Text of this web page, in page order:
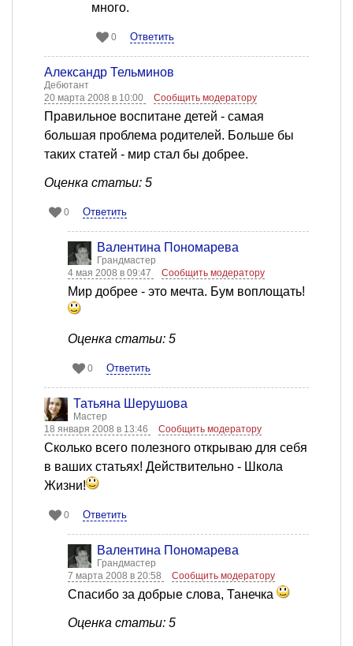
много.
0 Ответить
Александр Тельминов
Дебютант
20 марта 2008 в 10:00
Сообщить модератору
Правильное воспитане детей - самая
большая проблема родителей. Больше бы
таких статей - мир стал бы добрее.
Оценка статьи: 5
0 Ответить
Валентина Пономарева
Грандмастер
4 мая 2008 в 09:47
Сообщить модератору
Мир добрее - это мечта. Бум воплощать!
Оценка статьи: 5
0 Ответить
Татьяна Шерушова
Мастер
18 января 2008 в 13:46
Сообщить модератору
Сколько всего полезного открываю для себя
в ваших статьях! Действительно - Школа
Жизни!
0 Ответить
Валентина Пономарева
Грандмастер
7 марта 2008 в 20:58
Сообщить модератору
Спасибо за добрые слова, Танечка
Оценка статьи: 5